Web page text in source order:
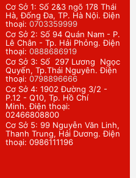
Cơ Sở 1: Số 2&3 ngõ 178 Thái
Hà, Đống Đa, TP. Hà Nội. Điện
thoại: 0703359999
Cơ Sở 2: Số 94 Quán Nam - P.
Lê Chân - Tp. Hải Phỏng. Điện
thoại: 0888686919
Cơ Sở 3: Số 297 Lương Ngọc
Quyến, Tp.Thái Nguyên. Điện
thoại: 0798896666
Cơ Sở 4: 1902 Đường 3/2 -
P.12 - Q10, Tp. Hồ Chí
Minh. Điện thoại:
02466808800
Cơ Sở 5: 99 Nguyễn Văn Linh,
Thanh Trung, Hải Dương. Điện
thoại: 0986111196